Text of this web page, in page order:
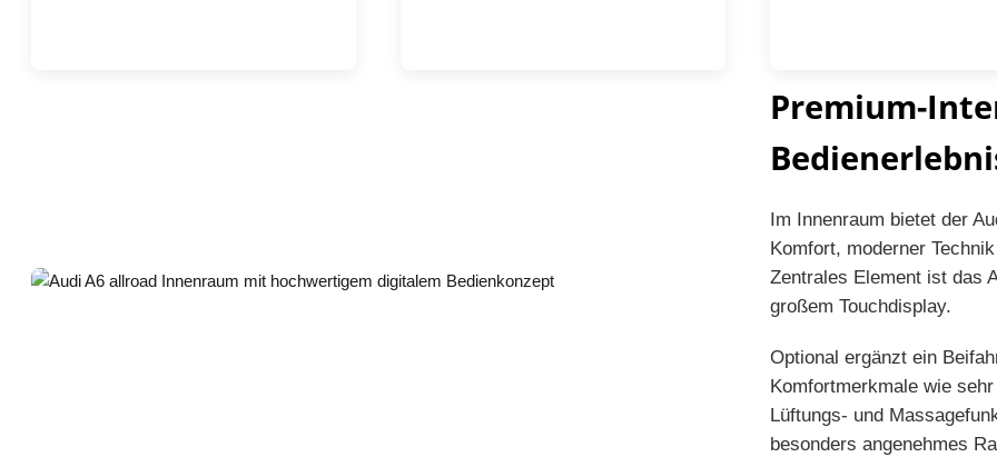
Premium-
Im Innenraum bietet der
Komfort, moderner
Zentrales Element ist das
großem Touchdisplay.
Optional ergänzt ein
Komfortmerkmale wie
Lüftungs- und
besonders angenehmes